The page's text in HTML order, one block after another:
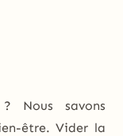
Nous savons
être. Vider la